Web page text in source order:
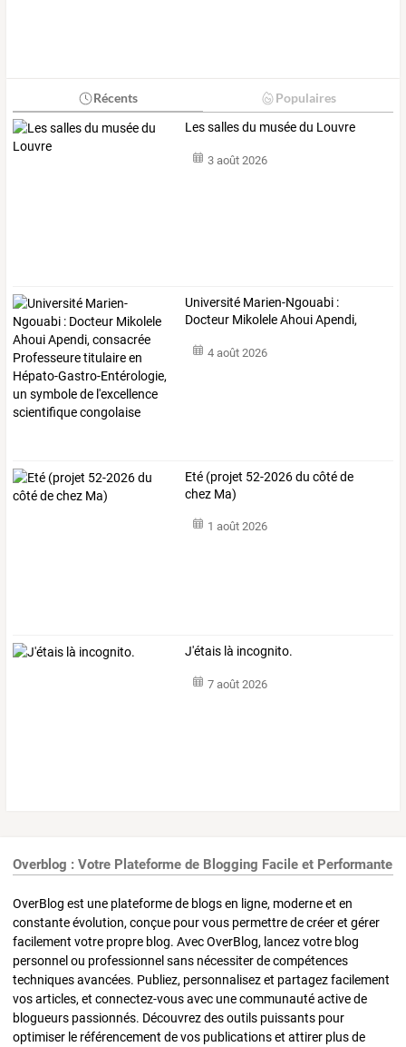
Récents Populaires
Les salles du musée du Louvre
3 août 2026
Université Marien-Ngouabi :
Docteur MikoleleAhouiApendi,
4 août 2026
Eté (projet 52-2026 du côté de
chez Ma)
1 août 2026
J'étais là incognito.
7 août 2026
Overblog : Votre Plateforme de Blogging Facile et Performante
OverBlog est une plateforme de blogs en ligne, moderne et en
constante évolution, conçue pour vous permettre de créer et gérer
facilement votre propre blog. Avec OverBlog, lancez votre blog
personnel ou professionnel sans nécessiter de compétences
techniques avancées. Publiez, personnalisez et partagez facilement
vos articles, et connectez-vous avec une communauté active de
blogueurs passionnés. Découvrez des outils puissants pour
optimiser le référencement de vos publications et attirer plus de